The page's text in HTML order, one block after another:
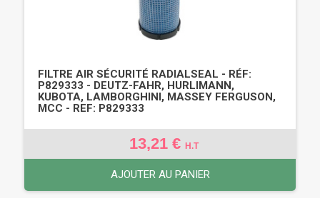
FILTRE AIR SÉCURITÉ RADIALSEAL - RÉF:
P829333 - DEUTZ-FAHR, HURLIMANN,
KUBOTA, LAMBORGHINI, MASSEY FERGUSON,
MCC - REF: P829333
13,21 € H.T
AJOUTER AU PANIER